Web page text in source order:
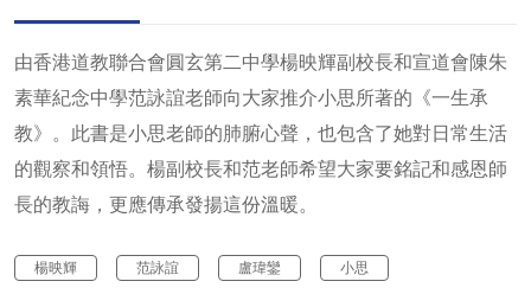
由香港道教聯合會圓玄第二中學楊映輝副校長和宣道會陳朱
素華紀念中學范詠誼老師向大家推介小思所著的《一生承
教》。此書是小思老師的肺腑心聲，也包含了她對日常生活
的觀察和領悟。楊副校長和范老師希望大家要銘記和感恩師
長的教誨，更應傳承發揚這份溫暖。
楊映輝 范詠誼 盧瑋鑾 小思